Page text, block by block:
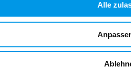
Alle